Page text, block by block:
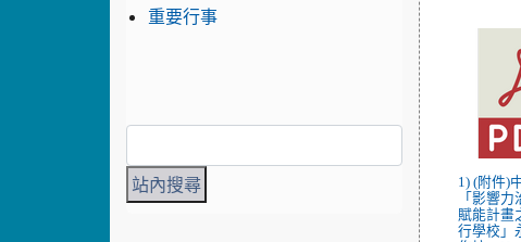
1) (附件)
「影響
賦能計畫
行學校」
重要行事